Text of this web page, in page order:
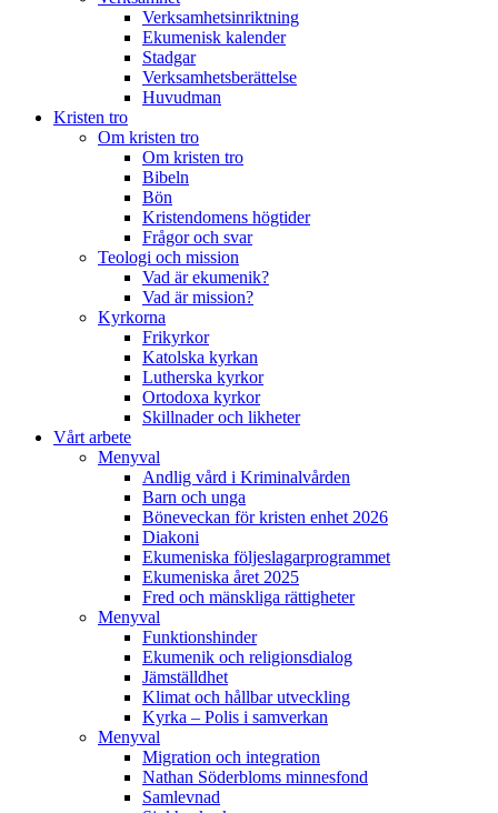
Verksamhetsinriktning
Ekumenisk kalender
Stadgar
Verksamhetsberättelse
Huvudman
Kristen tro
Om kristen tro
Om kristen tro
Bibeln
Bön
Kristendomens högtider
Frågor och svar
Teologi och mission
Vad är ekumenik?
Vad är mission?
Kyrkorna
Frikyrkor
Katolska kyrkan
Lutherska kyrkor
Ortodoxa kyrkor
Skillnader och likheter
Vårt arbete
Menyval
Andlig vård i Kriminalvården
Barn och unga
Böneveckan för kristen enhet 2026
Diakoni
Ekumeniska följeslagarprogrammet
Ekumeniska året 2025
Fred och mänskliga rättigheter
Menyval
Funktionshinder
Ekumenik och religionsdialog
Jämställdhet
Klimat och hållbar utveckling
Kyrka – Polis i samverkan
Menyval
Migration och integration
Nathan Söderbloms minnesfond
Samlevnad